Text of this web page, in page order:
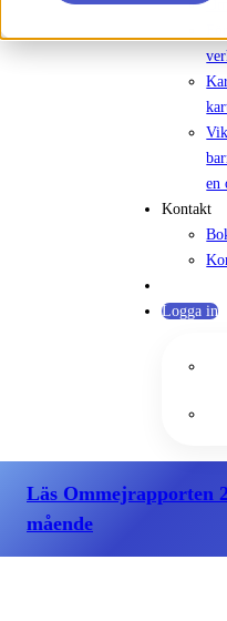
en
Kontakt
Logga in
Läs Ommejrapporten
mående